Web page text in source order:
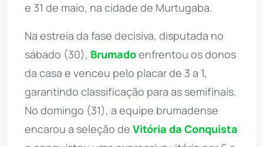
e 31 de maio, na cidade de Murtugaba.
Na estreia da fase decisiva, disputada no
sábado (30), Brumadoenfrentou os donos
da casa e venceu pelo placar de 3 a 1,
garantindo classificação para as semifinais.
No domingo (31), a equipe brumadense
encarou a seleção de Vitória da Conquista